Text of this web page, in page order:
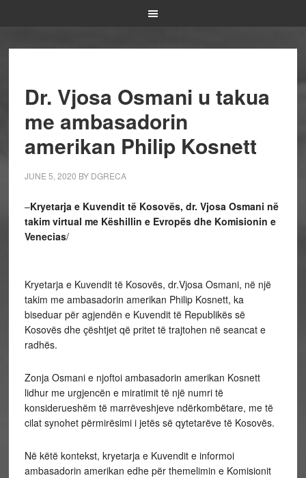
Dr. Vjosa Osmani u takua
me ambasadorin
amerikan Philip Kosnett
JUNE 5, 2020 BY DGRECA
–Kryetarja e Kuvendit të Kosovës, dr. Vjosa Osmani në
takim virtual me Këshillin e Evropës dhe Komisionin e
Venecias/
Kryetarja e Kuvendit të Kosovës, dr.Vjosa Osmani, në një
takim me ambasadorin amerikan Philip Kosnett, ka
biseduar për agjendën e Kuvendit të Republikës së
Kosovës dhe çështjet që pritet të trajtohen në seancat e
radhës.
Zonja Osmani e njoftoi ambasadorin amerikan Kosnett
lidhur me urgjencën e miratimit të një numri të
konsiderueshëm të marrëveshjeve ndërkombëtare, me të
cilat synohet përmirësimi i jetës së qytetarëve të Kosovës.
Në këtë kontekst, kryetarja e Kuvendit e informoi
ambasadorin amerikan edhe për themelimin e Komisionit